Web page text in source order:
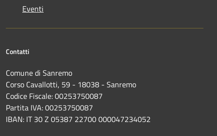
Eventi
Contatti
Comune di Sanremo
Corso Cavallotti, 59 - 18038 - Sanremo
Codice Fiscale: 00253750087
Partita IVA: 00253750087
IBAN: IT 30 Z 05387 22700 000047234052